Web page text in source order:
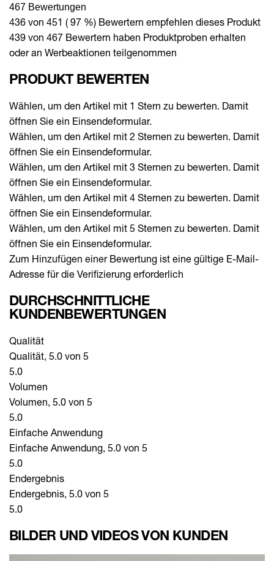
467 Bewertungen
436 von 451 ( 97 %) Bewertern empfehlen dieses Produkt
439 von 467 Bewertern haben Produktproben erhalten
oder an Werbeaktionen teilgenommen
PRODUKT BEWERTEN
Wählen, um den Artikel mit 1 Stern zu bewerten. Damit
öffnen Sie ein Einsendeformular.
Wählen, um den Artikel mit 2 Sternen zu bewerten. Damit
öffnen Sie ein Einsendeformular.
Wählen, um den Artikel mit 3 Sternen zu bewerten. Damit
öffnen Sie ein Einsendeformular.
Wählen, um den Artikel mit 4 Sternen zu bewerten. Damit
öffnen Sie ein Einsendeformular.
Wählen, um den Artikel mit 5 Sternen zu bewerten. Damit
öffnen Sie ein Einsendeformular.
Zum Hinzufügen einer Bewertung ist eine gültige E-Mail-
Adresse für die Verifizierung erforderlich
DURCHSCHNITTLICHE
KUNDENBEWERTUNGEN
Qualität
Qualität, 5.0 von 5
5.0
Volumen
Volumen, 5.0 von 5
5.0
Einfache Anwendung
Einfache Anwendung, 5.0 von 5
5.0
Endergebnis
Endergebnis, 5.0 von 5
5.0
BILDER UND VIDEOS VON KUNDEN